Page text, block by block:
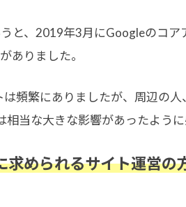
と、2019年3月にGoogleのコア
ありました。
頻繁にありましたが、周辺の
当な大きな影響があったように
求められるサイト運営の